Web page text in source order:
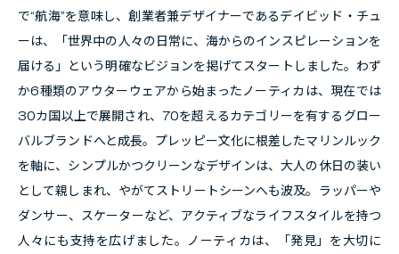
で“航海”を意味し、創業者兼デザイナーであるデイビッド・チュ
ーは、「世界中の人々の日常に、海からのインスピレーションを
届ける」という明確なビジョンを掲げてスタートしました。 わず
か6種類のアウターウェアから始まったノーティカは、現在では
30カ国以上で展開され、70を超えるカテゴリーを有するグロー
バルブランドへと成長。プレッピー文化に根差したマリンルック
を軸に、シンプルかつクリーンなデザインは、大人の休日の装い
として親しまれ、やがてストリートシーンへも波及。ラッパーや
ダンサー、スケーターなど、アクティブなライフスタイルを持つ
人々にも支持を広げました。
ノーティカは、「発見」を大切に